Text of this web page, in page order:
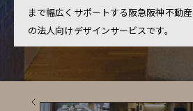
まで幅広くサポートする阪急阪神不動産
の法人向けデザインサービスです。